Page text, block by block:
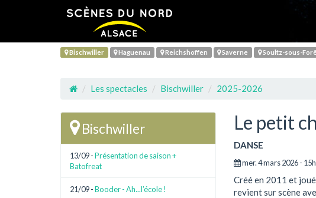
Bischwiller Haguenau Reichshoffen Saverne Soultz-sous-
Les spectacles Bischwiller 2025-2026
Le petit
DANSE
mer. 4 mars 2026 -
Créé en 2011 et
revient sur scène
Bischwiller
13/09 -Présentation de saison +
Batofreat
21/09 -Booder - Ah...l’école !